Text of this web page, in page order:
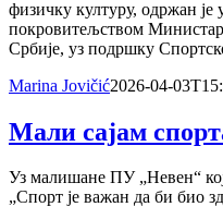
физичку културу, одржан је
покровитељством
Србије, уз подршку
Marina Jovičić2026-04-
Мали сајам
Уз малишане ПУ „Невен“
„Спорт је важан да би био